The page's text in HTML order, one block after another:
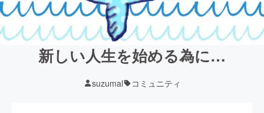
新しい人生を始める為に…
suzumal コミュニティ